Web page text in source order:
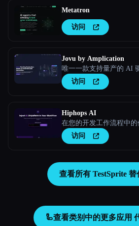
Metatron
访问
Jovu by Amplication
唯一一款支持量产的 AI
访问
Hiphops AI
在您的开发工作流程中
访问
查看所有 TestSprite
🦾查看类别中的更多应用